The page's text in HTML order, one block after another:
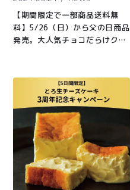
【期間限定で一部商品送料無
料】5/26（日）から父の日商品
発売。大人気チョコだらけクッ